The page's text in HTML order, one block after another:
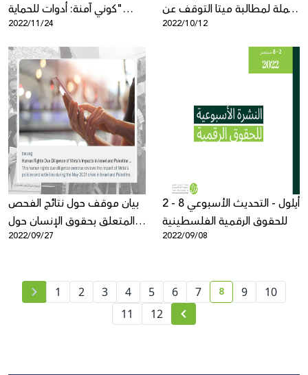
"كوني آمنة: أدوات للحماية
وسلامة وأمان النساء على
الإنترنت"
2022/11/24
حملة لمطالبة ميتا التوقف عن
فرض رقابتها على
2022/10/12
بيان موقف حول نتائج الفحص
المتعلق بحقوق الإنسان حول
آثار ميتا في إسرائيل وفلسطين
2022/09/27
2 - 8 أيلول - التحديث الأسبوعي
للحقوق الرقمية الفلسطينية
2022/09/08
1 2 3 4 5 6 7 current page
8 9
10
11
12